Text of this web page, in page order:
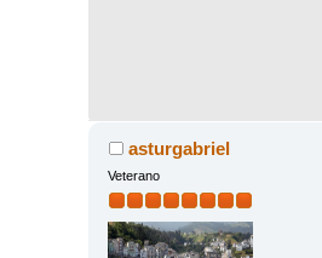
asturgabriel
Veterano